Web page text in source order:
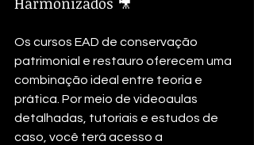
Os cursos EAD de conservação
patrimonial e restauro oferecem uma
combinação ideal entre teoria e
prática. Por meio de videoaulas
detalhadas, tutoriais e estudos de
caso, você terá acesso a